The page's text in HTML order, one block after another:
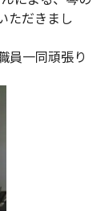
ただきまし
員一同頑張り